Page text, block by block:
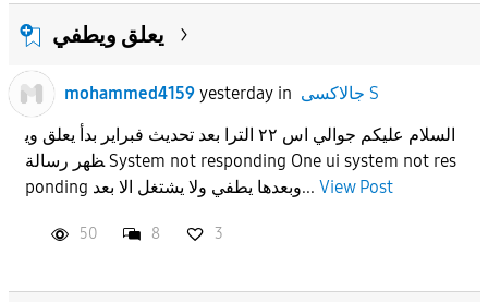
يعلق ويطفي
mohammed4159 yesterdayin
جالاكسى S
السلام عليكم جوالي اس ٢٢ الترا بعد تحديث فبراير بدأ يعلق وي
ظهر رسالة System not responding One ui system not res
ponding وبعدها يطفي ولا يشتغل الا بعد... View Post
50 8 3